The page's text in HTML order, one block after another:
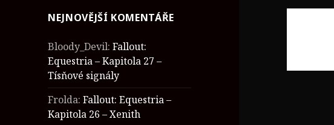
NEJNOVĚJŠÍ KOMENTÁŘE
Bloody_Devil:Fallout:
Equestria – Kapitola 27 –
Tísňové signály
Frolda:Fallout: Equestria –
Kapitola 26 – Xenith